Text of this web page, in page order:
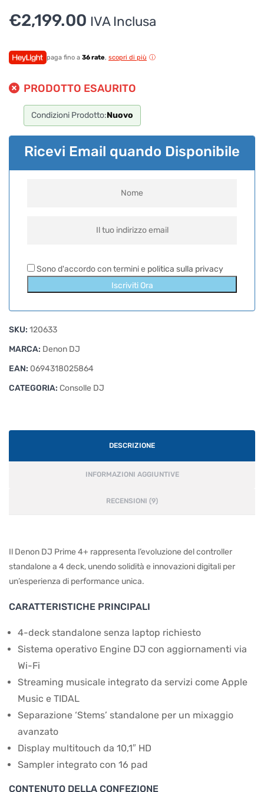
€2,199.00 IVA Inclusa
paga fino a 36 rate, scopri di più
PRODOTTO ESAURITO
Condizioni Prodotto:Nuovo
Ricevi Email quando Disponibile
Sono d'accordo con termini e politica sulla privacy
Iscriviti Ora
SKU: 120633
MARCA: Denon DJ
EAN: 0694318025864
CATEGORIA: Consolle DJ
DESCRIZIONE
INFORMAZIONI AGGIUNTIVE
RECENSIONI (9)
Il Denon DJ Prime 4+ rappresenta l’evoluzione del controller
standalone a 4 deck, unendo solidità e innovazioni digitali per
un’esperienza di performance unica.
CARATTERISTICHE PRINCIPALI
4-deck standalone senza laptop richiesto
Sistema operativo Engine DJ con aggiornamenti via
Wi-Fi
Streaming musicale integrato da servizi come Apple
Music e TIDAL
Separazione ‘Stems’ standalone per un mixaggio
avanzato
Display multitouch da 10,1″ HD
Sampler integrato con 16 pad
CONTENUTO DELLA CONFEZIONE